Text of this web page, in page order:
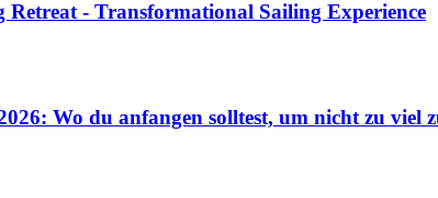
Retreat - Transformational Sailing Experience
Wo du anfangen solltest, um nicht zu viel